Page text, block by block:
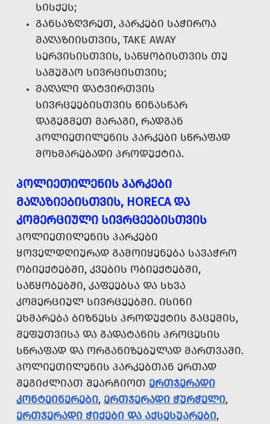
ᲡᲘᲡᲥᲔᲡ;
ᲒᲐᲜᲡᲐᲖᲦᲕᲠᲔᲗ, ᲞᲐᲠᲙᲔᲑᲘ ᲡᲐᲭᲘᲠᲝᲐ
ᲛᲐᲦᲐᲖᲘᲘᲡᲗᲕᲘᲡ, TAKE AWAY
ᲡᲔᲠᲕᲘᲡᲘᲡᲗᲕᲘᲡ, ᲡᲐᲬᲧᲝᲑᲘᲡᲗᲕᲘᲡ ᲗᲣ
ᲡᲐᲛᲣᲨᲐᲝ ᲡᲘᲕᲠᲪᲘᲡᲗᲕᲘᲡ;
ᲛᲐᲦᲐᲚᲘ ᲓᲐᲢᲕᲘᲠᲗᲕᲘᲡ
ᲡᲘᲕᲠᲪᲔᲔᲑᲘᲡᲗᲕᲘᲡ ᲬᲘᲜᲐᲡᲬᲐᲠ
ᲓᲐᲒᲔᲒᲛᲔᲗ ᲛᲐᲠᲐᲒᲘ, ᲠᲐᲓᲒᲐᲜ
ᲞᲝᲚᲘᲔᲗᲘᲚᲔᲜᲘᲡ ᲞᲐᲠᲙᲔᲑᲘ ᲡᲬᲠᲐᲤᲐᲓ
ᲛᲝᲮᲛᲐᲠᲔᲑᲐᲓᲘ ᲞᲠᲝᲓᲣᲥᲢᲘᲐ.
ᲞᲝᲚᲘᲔᲗᲘᲚᲔᲜᲘᲡ ᲞᲐᲠᲙᲔᲑᲘ
ᲛᲐᲦᲐᲖᲘᲔᲑᲘᲡᲗᲕᲘᲡ, HORECA ᲓᲐ
ᲙᲝᲛᲔᲠᲪᲘᲣᲚᲘ ᲡᲘᲕᲠᲪᲔᲔᲑᲘᲡᲗᲕᲘᲡ
ᲞᲝᲚᲘᲔᲗᲘᲚᲔᲜᲘᲡ ᲞᲐᲠᲙᲔᲑᲘ
ᲧᲝᲕᲔᲚᲓᲦᲘᲣᲠᲐᲓ ᲒᲐᲛᲝᲘᲧᲔᲜᲔᲑᲐ ᲡᲐᲕᲐᲭᲠᲝ
ᲝᲑᲘᲔᲥᲢᲔᲑᲨᲘ, ᲙᲕᲔᲑᲘᲡ ᲝᲑᲘᲔᲥᲢᲔᲑᲨᲘ,
ᲡᲐᲬᲧᲝᲑᲔᲑᲨᲘ, ᲙᲐᲤᲔᲔᲑᲡᲐ ᲓᲐ ᲡᲮᲕᲐ
ᲙᲝᲛᲔᲠᲪᲘᲣᲚ ᲡᲘᲕᲠᲪᲔᲔᲑᲨᲘ. ᲘᲡᲘᲜᲘ
ᲔᲮᲛᲐᲠᲔᲑᲐ ᲑᲘᲖᲜᲔᲡᲡ ᲞᲠᲝᲓᲣᲥᲢᲘᲡ ᲒᲐᲪᲔᲛᲘᲡ,
ᲨᲔᲤᲣᲗᲕᲘᲡᲐ ᲓᲐ ᲒᲐᲓᲐᲢᲐᲜᲘᲡ ᲞᲠᲝᲪᲔᲡᲘᲡ
ᲡᲬᲠᲐᲤᲐᲓ ᲓᲐ ᲝᲠᲒᲐᲜᲘᲖᲔᲑᲣᲚᲐᲓ ᲛᲐᲠᲗᲕᲐᲨᲘ.
ᲞᲝᲚᲘᲔᲗᲘᲚᲔᲜᲘᲡ ᲞᲐᲠᲙᲔᲑᲗᲐᲜ ᲔᲠᲗᲐᲓ
ᲨᲔᲒᲘᲫᲚᲘᲐᲗ ᲨᲔᲐᲠᲩᲘᲝᲗ ᲔᲠᲗᲯᲔᲠᲐᲓᲘ
ᲙᲝᲜᲢᲔᲘᲜᲔᲠᲔᲑᲘ, ᲔᲠᲗᲯᲔᲠᲐᲓᲘ ᲭᲣᲠᲭᲔᲚᲘ,
ᲔᲠᲗᲯᲔᲠᲐᲓᲘ ᲭᲘᲥᲔᲑᲘ ᲓᲐ ᲐᲥᲡᲔᲡᲣᲐᲠᲔᲑᲘ,